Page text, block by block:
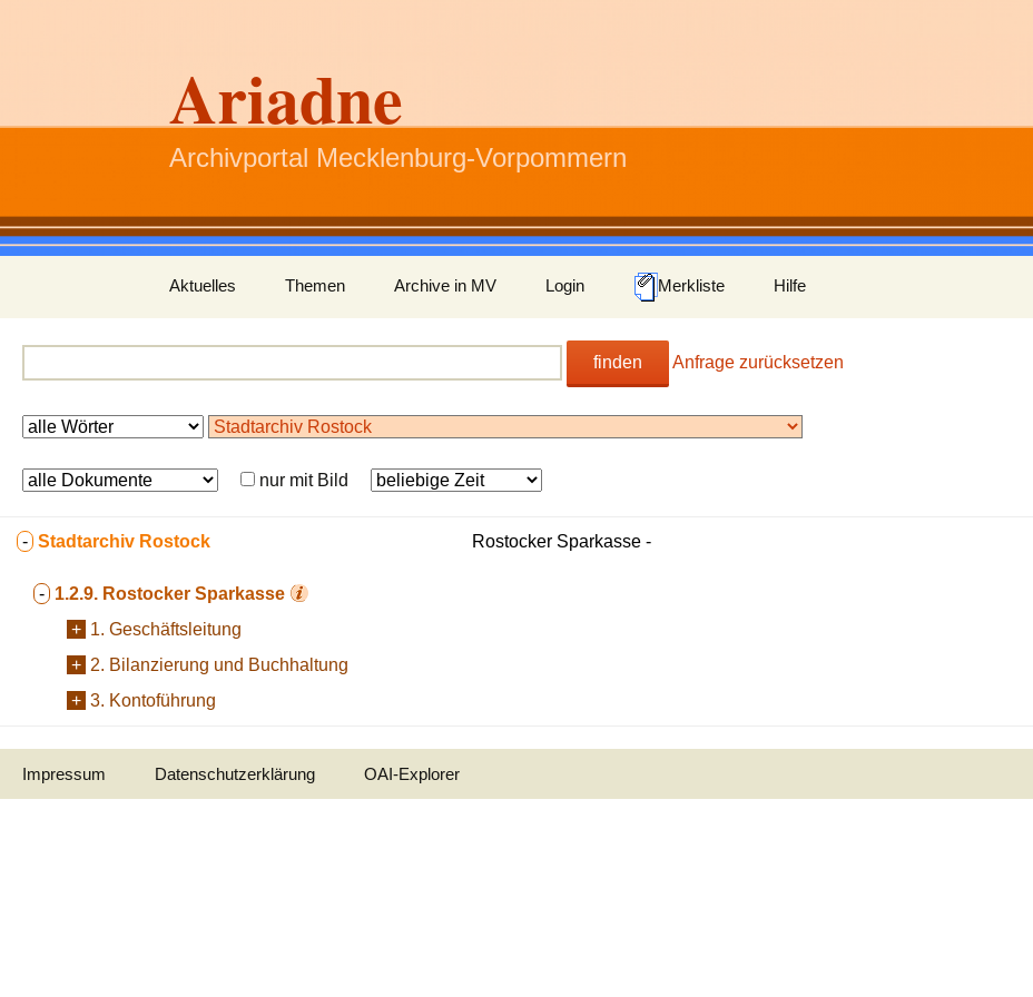
Ariadne
Archivportal Mecklenburg-Vorpommern
Inhalt
springen
Aktuelles Themen Archive in MV Login Merkliste Hilfe
finden Anfrage zurücksetzen
nur mit Bild
- Stadtarchiv Rostock
- 1.2.9. Rostocker Sparkasse
+ 1. Geschäftsleitung
+ 2. Bilanzierung und Buchhaltung
+ 3. Kontoführung
Rostocker Sparkasse -
Impressum Datenschutzerklärung OAI-Explorer